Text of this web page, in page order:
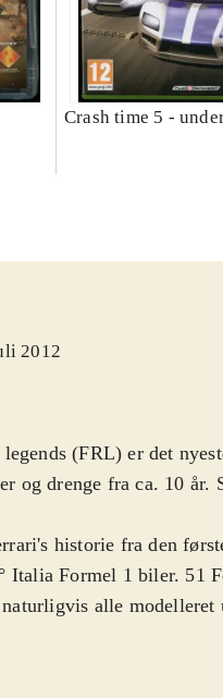
Crash time 5 -
2012
(FRL) er det
og drenge fra ca. 10 år.
historie fra den
Italia Formel 1 biler. 51
alle modelleret
typer af løb eller i